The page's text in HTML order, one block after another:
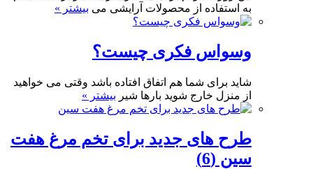
به استفاده از محصولات آرایشی می بیشتر »
وسواس فکری چیست؟
شاید برای شما هم اتفاق افتاده باشد وقتی می خواهید
از منزل خارج شوید بارها شیر بیشتر »
طرح های جدید برای تخم مرغ هفت
سین (6)